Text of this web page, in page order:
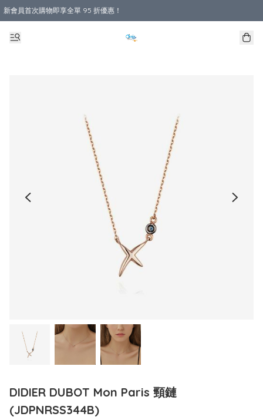
新會員首次購物即享全單 95 折優惠！
購物滿 HKD 800.00即享免運費優惠！（適用於 本地送貨、本地取貨 )
DIDIER DUBOT Mon Paris 頸鏈
(JDPNRSS344B)